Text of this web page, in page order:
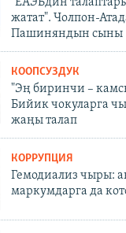
жатат". Чолпон-
Пашиняндын сыны
КООПСУЗДУК
"Эң биринчи –
Бийик чокуларга
жаңы талап
КОРРУПЦИЯ
Гемодиализ чыры:
маркумдарга да